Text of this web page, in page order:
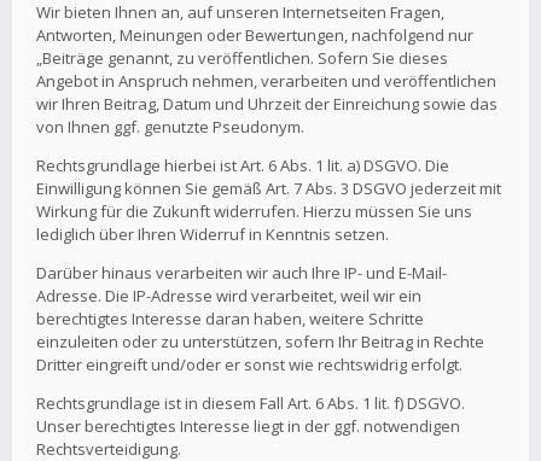
Wir bieten Ihnen an, auf unseren Internetseiten Fragen,
Antworten, Meinungen oder Bewertungen, nachfolgend nur
„Beiträge genannt, zu veröffentlichen. Sofern Sie dieses
Angebot in Anspruch nehmen, verarbeiten und veröffentlichen
wir Ihren Beitrag, Datum und Uhrzeit der Einreichung sowie das
von Ihnen ggf. genutzte Pseudonym.
Rechtsgrundlage hierbei ist Art. 6 Abs. 1 lit. a) DSGVO. Die
Einwilligung können Sie gemäß Art. 7 Abs. 3 DSGVO jederzeit mit
Wirkung für die Zukunft widerrufen. Hierzu müssen Sie uns
lediglich über Ihren Widerruf in Kenntnis setzen.
Darüber hinaus verarbeiten wir auch Ihre IP- und E-Mail-
Adresse. Die IP-Adresse wird verarbeitet, weil wir ein
berechtigtes Interesse daran haben, weitere Schritte
einzuleiten oder zu unterstützen, sofern Ihr Beitrag in Rechte
Dritter eingreift und/oder er sonst wie rechtswidrig erfolgt.
Rechtsgrundlage ist in diesem Fall Art. 6 Abs. 1 lit. f) DSGVO.
Unser berechtigtes Interesse liegt in der ggf. notwendigen
Rechtsverteidigung.